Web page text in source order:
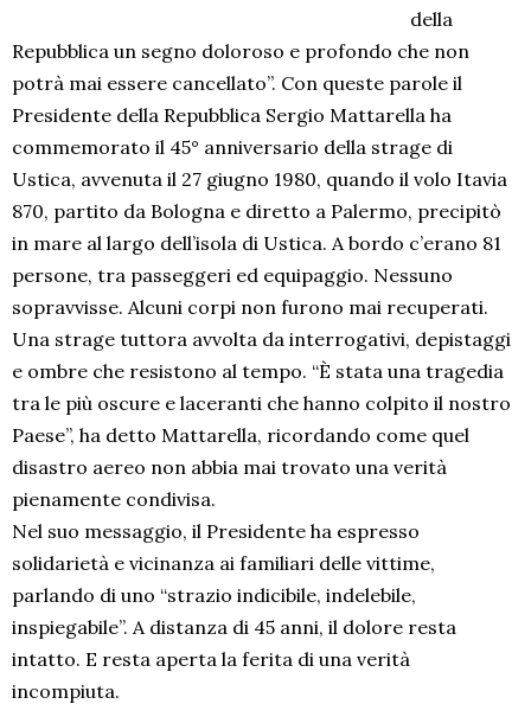
della
Repubblica un segno doloroso e profondo che non
potrà mai essere cancellato”. Con queste parole il
Presidente della Repubblica Sergio Mattarella ha
commemorato il 45° anniversario della strage di
Ustica, avvenuta il 27 giugno 1980, quando il volo Itavia
870, partito da Bologna e diretto a Palermo, precipitò
in mare al largo dell’isola di Ustica. A bordo c’erano 81
persone, tra passeggeri ed equipaggio. Nessuno
sopravvisse. Alcuni corpi non furono mai recuperati.
Una strage tuttora avvolta da interrogativi, depistaggi
e ombre che resistono al tempo. “È stata una tragedia
tra le più oscure e laceranti che hanno colpito il nostro
Paese”, ha detto Mattarella, ricordando come quel
disastro aereo non abbia mai trovato una verità
pienamente condivisa.
Nel suo messaggio, il Presidente ha espresso
solidarietà e vicinanza ai familiari delle vittime,
parlando di uno “strazio indicibile, indelebile,
inspiegabile”. A distanza di 45 anni, il dolore resta
intatto. E resta aperta la ferita di una verità
incompiuta.